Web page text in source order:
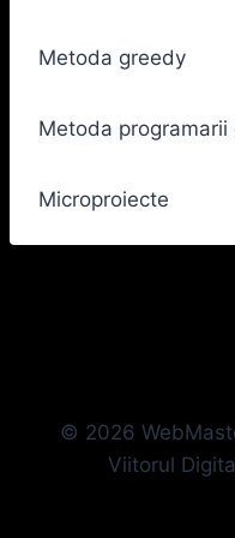
Metoda greedy
Metoda programarii
Microproiecte
© 2026
Viitorul